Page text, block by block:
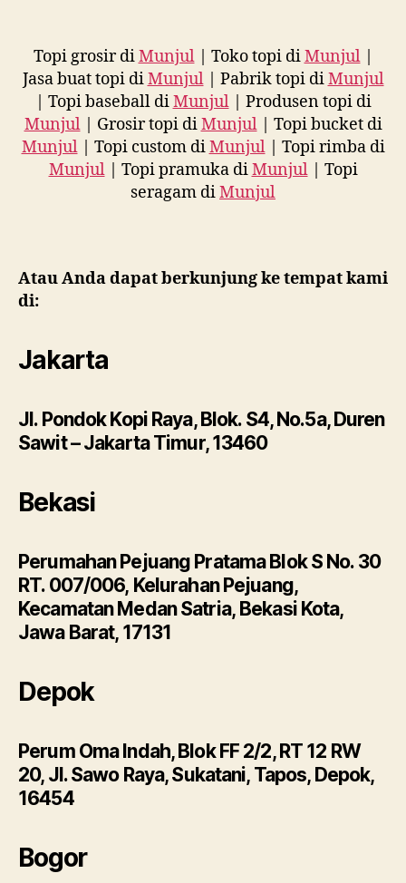
Topi grosir diMunjul| Toko topi diMunjul|
Jasa buat topi diMunjul| Pabrik topi diMunjul
| Topi baseball diMunjul| Produsen topi di
Munjul| Grosir topi diMunjul| Topi bucket di
Munjul| Topi custom diMunjul| Topi rimba di
Munjul| Topi pramuka diMunjul| Topi
seragam diMunjul
Atau Anda dapat berkunjung ke tempat kami
di:
Jakarta
Jl. Pondok Kopi Raya, Blok. S4, No.5a, Duren
Sawit – Jakarta Timur, 13460
Bekasi
Perumahan Pejuang Pratama Blok S No. 30
RT. 007/006, Kelurahan Pejuang,
Kecamatan Medan Satria, Bekasi Kota,
Jawa Barat, 17131
Depok
Perum Oma Indah, Blok FF 2/2, RT 12 RW
20, Jl. Sawo Raya, Sukatani, Tapos, Depok,
16454
Bogor